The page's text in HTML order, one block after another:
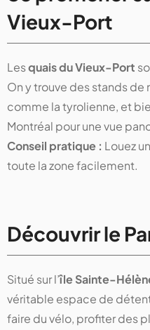
Vieux-Port
Lesquais du Vieux-Port
On y trouve des stands
comme la tyrolienne, et
Montréal pour une vue
Conseil pratique : Louez
toute la zone facilement.
Découvrir le
Situé sur l’île Sainte-
véritable espace de
faire du vélo, profiter des